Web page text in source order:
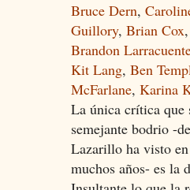
Bruce Dern,
Guillory, Brian Cox,
Brandon
Kit Lang, Ben
McFarlane, Karina
La única crítica que
semejante bodrio -
Lazarillo ha visto
muchos años- es la